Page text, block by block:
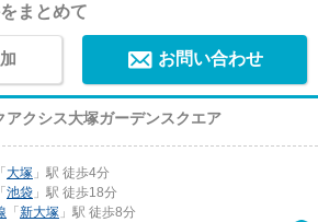
まとめて
お問い合わせ
アクシス大塚ガーデンスクエア
「 大塚 」駅 徒歩4分
「 池袋 」駅 徒歩18分
「 新大塚 」駅 徒歩8分